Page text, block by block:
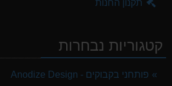
תקנון החנות
קטגוריות נבחרות
פותחני בקבוקים - Anodize Design